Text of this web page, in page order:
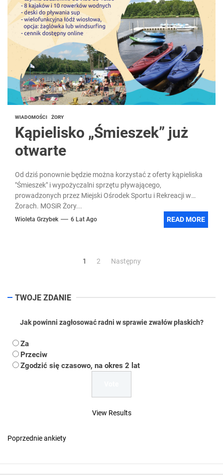
WIADOMOŚCI ŻORY
Kąpielisko „Śmieszek” już
otwarte
Od dziś ponownie będzie można korzystać z oferty kąpieliska
"Śmieszek" i wypożyczalni sprzętu pływającego,
prowadzonych przez Miejski Ośrodek Sportu i Rekreacji w
Żorach. MOSiR Żory...
Wioleta Grzybek 6 Lat Ago READ MORE
1 2 Następny
TWOJE ZDANIE
Jak powinni zagłosować radni w sprawie zwałów płaskich?
Za
Przeciw
Zgodzić się czasowo, na okres 2 lat
View Results
Poprzednie ankiety